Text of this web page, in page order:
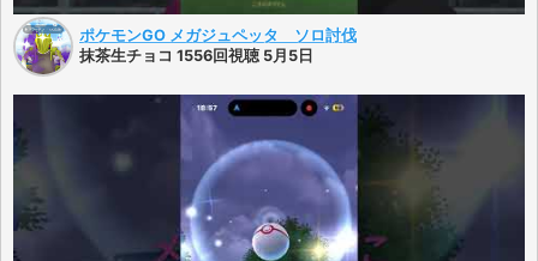
ポケモンGO メガジュペッタ ソロ討伐
抹茶生チョコ 1556回視聴 5月5日